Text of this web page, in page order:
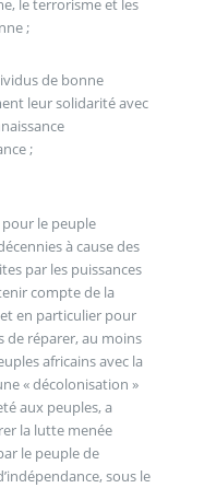
le terrorisme et les
;
de bonne
leur solidarité avec
;
le peuple
à cause des
par les puissances
compte de la
en particulier pour
de réparer, au moins
africains avec la
« décolonisation »
aux peuples, a
la lutte menée
le peuple de
sous le